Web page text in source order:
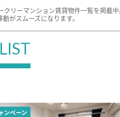
リーマンション賃貸物件一覧を掲
がスムーズになります。
ンペーン